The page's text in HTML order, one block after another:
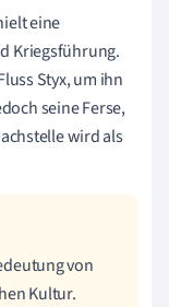
eine
Kriegsführung.
Styx, um ihn
seine Ferse,
wird als
von
Kultur.